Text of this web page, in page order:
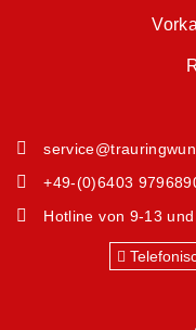
+49-(0)6403
Hotline von 9-13